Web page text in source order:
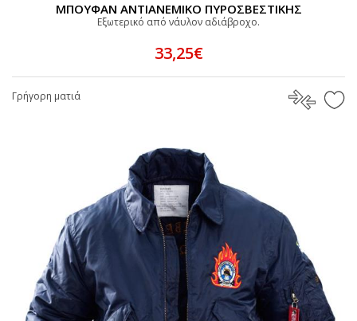
ΜΠΟΥΦΑΝ ΑΝΤΙΑΝΕΜΙΚΟ ΠΥΡΟΣΒΕΣΤΙΚΗΣ
Εξωτερικό από νάυλον αδιάβροχο.
33,25€
Γρήγορη ματιά